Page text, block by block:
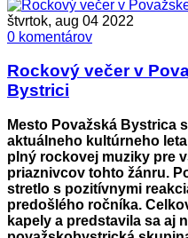
štvrtok, aug 04 2022
0 komentárov
Rockový večer v
Bystrici
Mesto Považská Bystrica
aktuálneho kultúrneho
plný rockovej muziky pre
priaznivcov tohto žánru.
stretlo s pozitívnymi
predošlého ročníka.
kapely a predstavila sa aj